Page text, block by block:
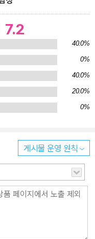
가해로 낙인찍히는 일이
피해자와 가해자만이
거나 지워지고 만다. 그러
둘러 가해자를 삭제하는
있다. 『당신은 피
자혜 사건에서 말한 것과
데 있었던 한 사건을 중심
기해버린 것들이 과연 무
필자들은 오랜 토론과
하게 제거해야 피해자를
무엇일까. 그럼으로써 피
고정시켜버리는 데 그치는
은 페미니즘을 다시 사유
7.2
40.0%
0%
40.0%
20.0%
0%
게시물 운영 원칙